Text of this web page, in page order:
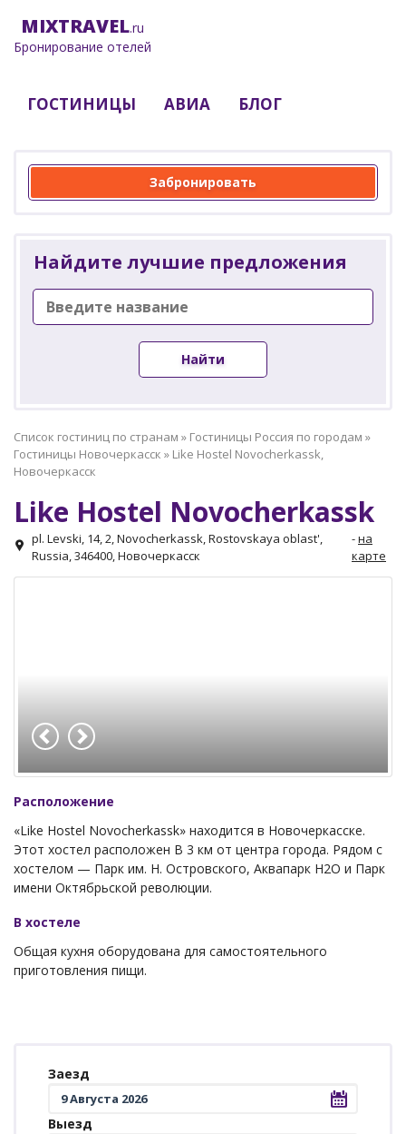
MIXTRAVEL.ru
Бронирование отелей
ГОСТИНИЦЫ АВИА БЛОГ
Забронировать
Найдите лучшие предложения
Найти
Список гостиниц по странам » Гостиницы Россия по городам »
Гостиницы Новочеркасск » Like Hostel Novocherkassk,
Новочеркасск
Like Hostel Novocherkassk
pl. Levski, 14, 2, Novocherkassk, Rostovskaya oblast',
Russia, 346400, Новочеркасск
-на
карте
Расположение
«Like Hostel Novocherkassk» находится в Новочеркасске.
Этот хостел расположен В 3 км от центра города. Рядом с
хостелом — Парк им. Н. Островского, Аквапарк H2О и Парк
имени Октябрьской революции.
В хостеле
Общая кухня оборудована для самостоятельного
приготовления пищи.
Заезд
Выезд